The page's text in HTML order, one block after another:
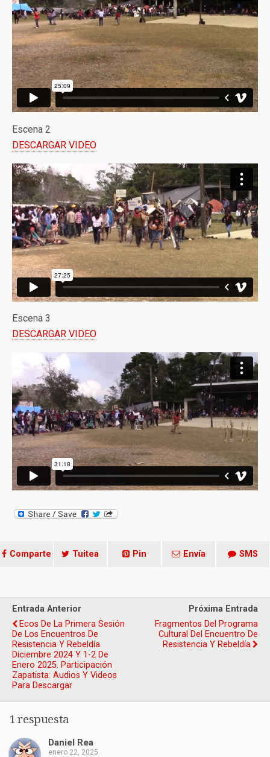
Escena 2
DESCARGAR VIDEO
Escena 3
DESCARGAR VIDEO
Comparte Tuitea Pin Envía SMS
Entrada Anterior
Ecos De La Primera Sesión
De Los Encuentros De
Resistencia Y Rebeldía.
Diciembre 2024 Y 1-2 De
Enero 2025. Participación
Zapatista: Audios Y Videos
Para Descargar
Próxima Entrada
Fragmentos Del Programa
Cultural Del Encuentro De
Resistencia Y Rebeldía
1 respuesta
Daniel Rea
enero 22, 2025